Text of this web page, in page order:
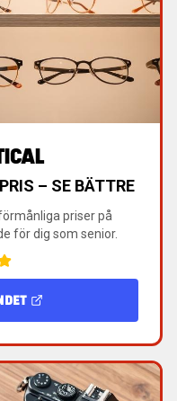
– SE BÄTTRE
priser på
för dig som senior.